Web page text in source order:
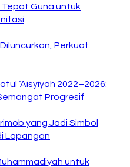
Tepat Guna untuk
Perkuat
‘Aisyiyah 2022–2026:
Progresif
yang Jadi Simbol
Lapangan
untuk